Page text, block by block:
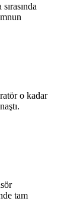
o kadar
tam